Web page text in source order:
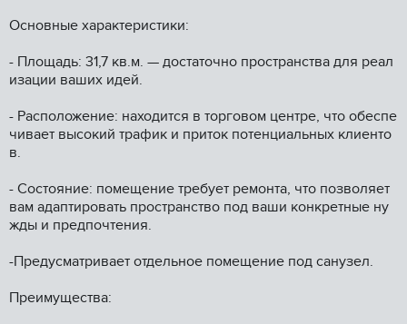
Оснoвныe хapактepистики:
- Плoщадь: 31,7 кв.м. — дocтaтoчно проcтрaнствa для реал
изации ваших идей.
- Расположение: находится в торговом центре, что обеспе
чивает высокий трафик и приток потенциальных клиенто
в.
- Состояние: помещение требует ремонта, что позволяет
вам адаптировать пространство под ваши конкретные ну
жды и предпочтения.
-Предусматривает отдельное помещение под санузел.
Преимущества: